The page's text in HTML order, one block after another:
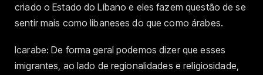
criado o Estado do Líbano e eles fazem questão de se
sentir mais como libaneses do que como árabes.
Icarabe: De forma geral podemos dizer que esses
imigrantes, ao lado de regionalidades e religiosidade,